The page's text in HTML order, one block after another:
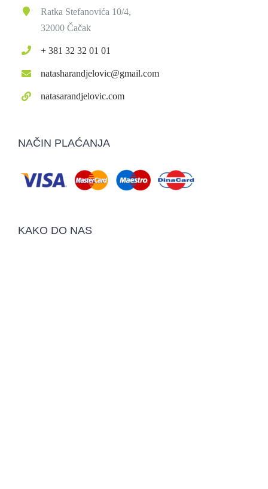
Ratka Stefanovića 10/4,
32000 Čačak
+ 381 32 32 01 01
natasharandjelovic@gmail.com
natasarandjelovic.com
NAČIN PLAĆANJA
KAKO DO NAS